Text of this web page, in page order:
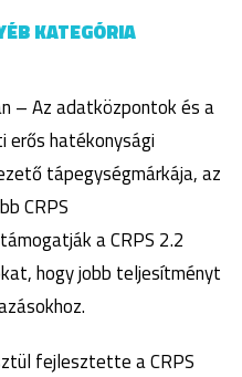
KATEGÓRIA
– Az adatközpontok és a
erős hatékonysági
tápegységmárkája, az
CRPS
a CRPS 2.2
hogy jobb teljesítményt
fejlesztette a CRPS